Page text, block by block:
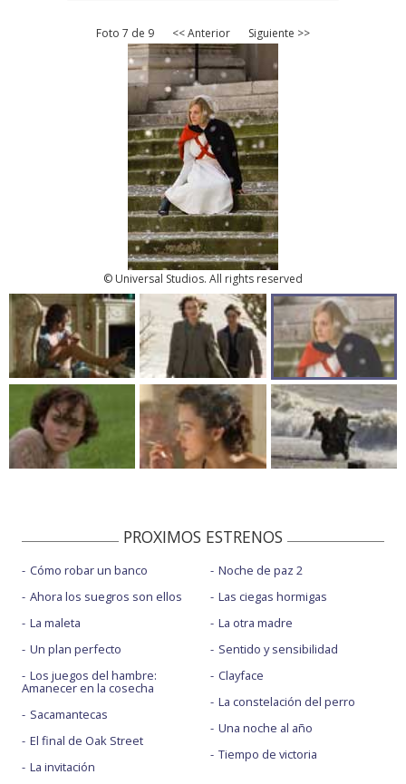
Foto 7 de 9 << Anterior Siguiente >>
© Universal Studios. All rights reserved
PROXIMOS ESTRENOS
Cómo robar un banco
Ahora los suegros son ellos
La maleta
Un plan perfecto
Los juegos del hambre:
Amanecer en la cosecha
Sacamantecas
El final de Oak Street
La invitación
Noche de paz 2
Las ciegas hormigas
La otra madre
Sentido y sensibilidad
Clayface
La constelación del perro
Una noche al año
Tiempo de victoria